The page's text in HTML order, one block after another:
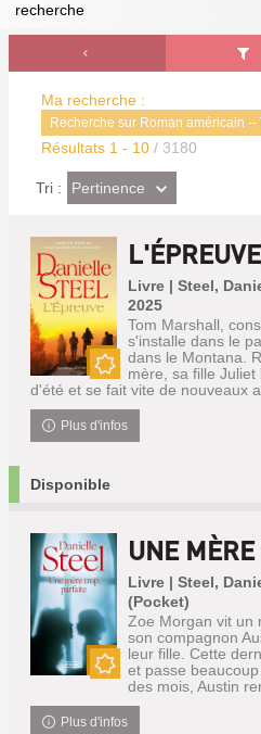
recherche
Ma recherche :
Recherche sur Roman américain
Résultats 1 - 10 / 3180
Tri : (Effet
imédiat)
Pertinence
Nouveauté
L'ÉPREUVE
Livre | Steel,
2025
Tom Marshall,
s'installe dans le
dans le Montana.
mère, sa fille
d'été et se fait vite de nouveaux
Plus d'infos
Disponible
UNE
Livre | Steel,
(Pocket)
Zoe Morgan vit un
son compagnon
leur fille. Cette
et passe
des mois, Austin
Plus d'infos